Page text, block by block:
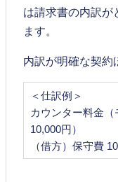
は請求書の内訳が
ます。
内訳が明確な契約
＜仕訳例＞
カウンター料金（
10,000円）
（借方）保守費